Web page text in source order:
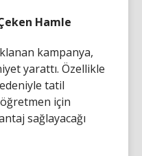
Hamle
kampanya,
yarattı. Özellikle
tatil
için
sağlayacağı